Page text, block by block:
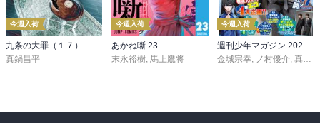
今週入荷
九条の大罪（１７）
真鍋昌平
今週入荷
あかね噺 23
末永裕樹, 馬上鷹将
今週入荷
週刊少年マガジン 2026年36・37号[2026年8月5日発売]
金城宗幸, ノ村優介, 真島ヒロ